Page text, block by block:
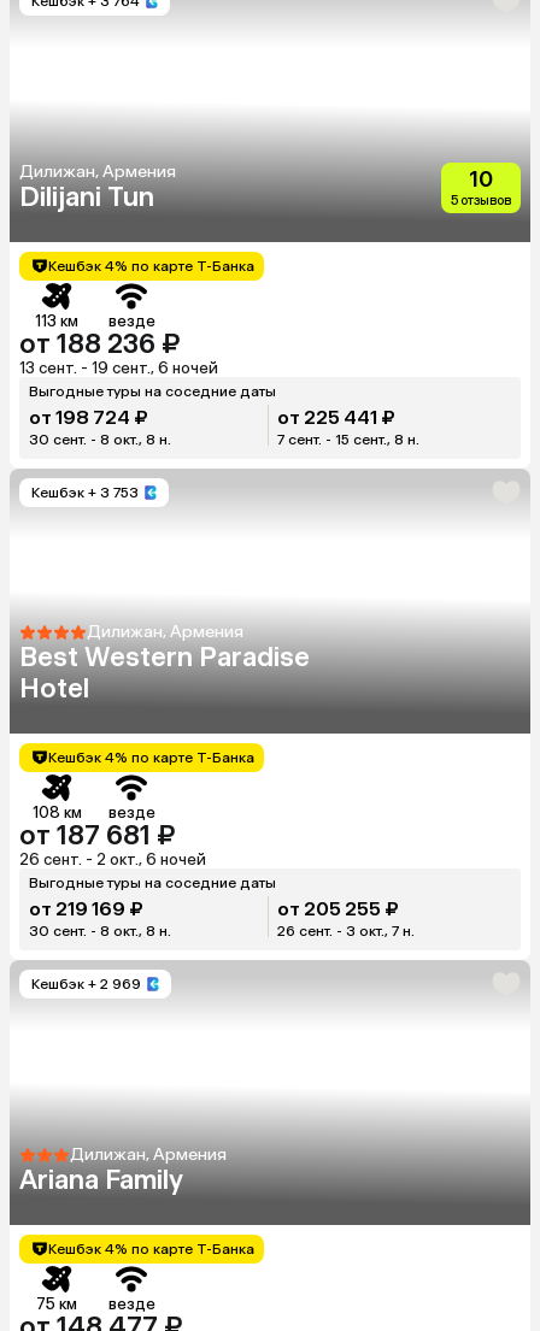
Дилижан, Армения
Dilijani Tun
10
5 отзывов
Кешбэк 4% по карте Т-Банка
113 км везде
от 188 236 ₽
13 сент. - 19 сент., 6 ночей
Выгодные туры на соседние даты
от 198 724 ₽
30 сент. - 8 окт., 8 н.
от 225 441 ₽
7 сент. - 15 сент., 8 н.
Кешбэк + 3 753
Дилижан, Армения
Best Western Paradise
Hotel
Кешбэк 4% по карте Т-Банка
108 км везде
от 187 681 ₽
26 сент. - 2 окт., 6 ночей
Выгодные туры на соседние даты
от 219 169 ₽
30 сент. - 8 окт., 8 н.
от 205 255 ₽
26 сент. - 3 окт., 7 н.
Кешбэк + 2 969
Дилижан, Армения
Ariana Family
Кешбэк 4% по карте Т-Банка
75 км везде